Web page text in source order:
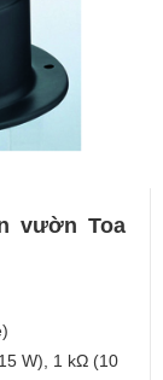
vườn Toa
W), 1 kΩ (10